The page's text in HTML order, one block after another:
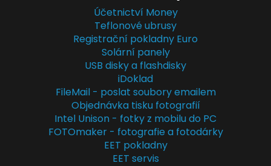
Účetnictví Money
Teflonové ubrusy
Registrační pokladny Euro
Solární panely
USB disky a flashdisky
iDoklad
FileMail - poslat soubory emailem
Objednávka tisku fotografií
Intel Unison - fotky z mobilu do PC
FOTOmaker - fotografie a fotodárky
EET pokladny
EET servis